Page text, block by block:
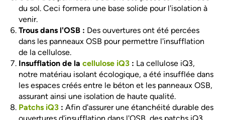
du sol. Ceci formera une base solide pour l'isolation à
venir.
Trous dans l'OSB : Des ouvertures ont été percées
dans les panneaux OSB pour permettre l'insufflation
de la cellulose.
Insufflation de lacellulose iQ3 : La cellulose iQ3,
notre matériau isolant écologique, a été insufflée dans
les espaces créés entre le béton et les panneaux OSB,
assurant ainsi une isolation de haute qualité.
Patchs iQ3 : Afin d'assurer une étanchéité durable des